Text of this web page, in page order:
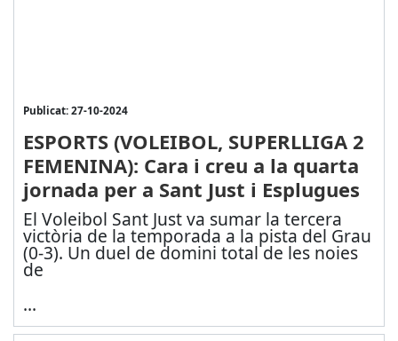
Publicat: 27-10-2024
ESPORTS (VOLEIBOL, SUPERLLIGA 2
FEMENINA): Cara i creu a la quarta
jornada per a Sant Just i Esplugues
El Voleibol Sant Just va sumar la tercera
victòria de la temporada a la pista del Grau
(0-3). Un duel de domini total de les noies
de
...